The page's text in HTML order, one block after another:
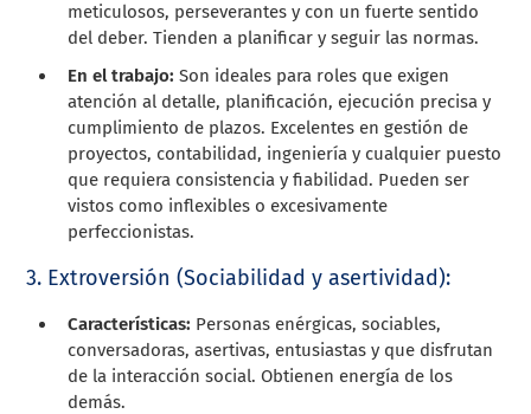
meticulosos, perseverantes y con un fuerte sentido
del deber. Tienden a planificar y seguir las normas.
En el trabajo: Son ideales para roles que exigen
atención al detalle, planificación, ejecución precisa y
cumplimiento de plazos. Excelentes en gestión de
proyectos, contabilidad, ingeniería y cualquier puesto
que requiera consistencia y fiabilidad. Pueden ser
vistos como inflexibles o excesivamente
perfeccionistas.
3. Extroversión (Sociabilidad y asertividad):
Características: Personas enérgicas, sociables,
conversadoras, asertivas, entusiastas y que disfrutan
de la interacción social. Obtienen energía de los
demás.